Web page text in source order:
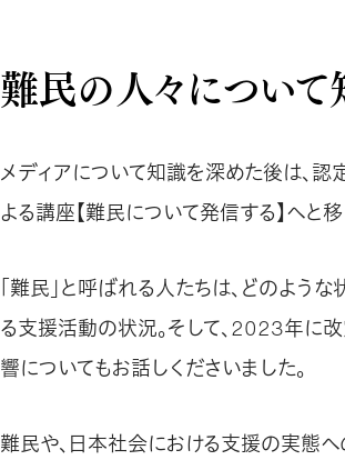
難民の人々について
メディアについて知識を深めた後は、
よる講座【難民について発信する】へと移
「難民」と呼ばれる人たちは、どのよう
る支援活動の状況。そして、2023年に
響についてもお話しくださいました。
難民や、日本社会における支援の実態